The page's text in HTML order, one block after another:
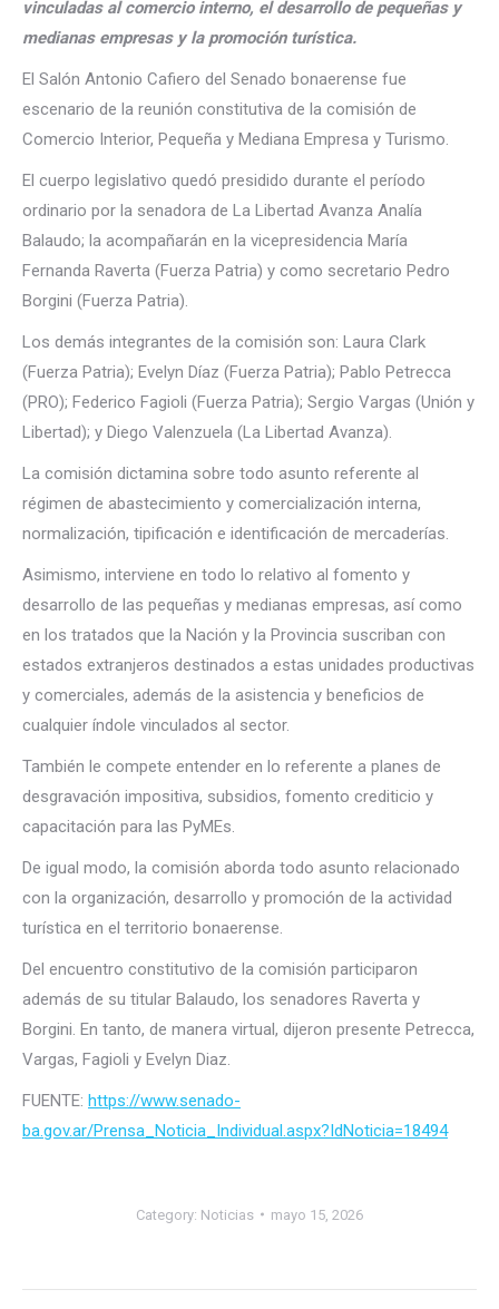
vinculadas al comercio interno, el desarrollo de pequeñas y
medianas empresas y la promoción turística.
El Salón Antonio Cafiero del Senado bonaerense fue
escenario de la reunión constitutiva de la comisión de
Comercio Interior, Pequeña y Mediana Empresa y Turismo.
El cuerpo legislativo quedó presidido durante el período
ordinario por la senadora de La Libertad Avanza Analía
Balaudo; la acompañarán en la vicepresidencia María
Fernanda Raverta (Fuerza Patria) y como secretario Pedro
Borgini (Fuerza Patria).
Los demás integrantes de la comisión son: Laura Clark
(Fuerza Patria); Evelyn Díaz (Fuerza Patria); Pablo Petrecca
(PRO); Federico Fagioli (Fuerza Patria); Sergio Vargas (Unión y
Libertad); y Diego Valenzuela (La Libertad Avanza).
La comisión dictamina sobre todo asunto referente al
régimen de abastecimiento y comercialización interna,
normalización, tipificación e identificación de mercaderías.
Asimismo, interviene en todo lo relativo al fomento y
desarrollo de las pequeñas y medianas empresas, así como
en los tratados que la Nación y la Provincia suscriban con
estados extranjeros destinados a estas unidades productivas
y comerciales, además de la asistencia y beneficios de
cualquier índole vinculados al sector.
También le compete entender en lo referente a planes de
desgravación impositiva, subsidios, fomento crediticio y
capacitación para las PyMEs.
De igual modo, la comisión aborda todo asunto relacionado
con la organización, desarrollo y promoción de la actividad
turística en el territorio bonaerense.
Del encuentro constitutivo de la comisión participaron
además de su titular Balaudo, los senadores Raverta y
Borgini. En tanto, de manera virtual, dijeron presente Petrecca,
Vargas, Fagioli y Evelyn Diaz.
FUENTE: https://www.senado-
ba.gov.ar/Prensa_Noticia_Individual.aspx?IdNoticia=18494
Category: Noticias mayo 15, 2026